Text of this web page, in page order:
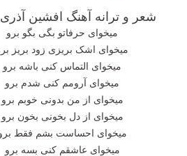
شعر و ترانه آهنگ افشین آذری
میخوای حرفاتو بگی بگو برو
میخوای اشک بریزی زود بریز
میخوای التماس کنی باشه برو
میخوای آرومم کنی شدم برو
میخوای از من بدونی خوبم برو
میخوای از دل بخونی بخون برو
میخوای احساست بشم فقط
میخوای عاشقم کنی بسه برو